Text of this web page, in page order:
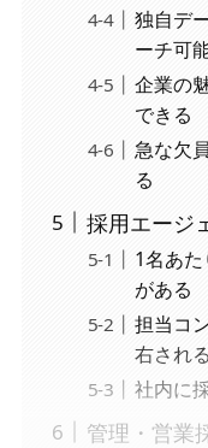
独自デ
ーチ可
企業の
できる
急な欠
る
採用エージ
1名あ
がある
担当コ
右される
社内に
管理・営業